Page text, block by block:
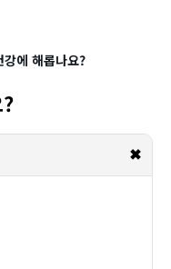
강에 해롭나요?
✖